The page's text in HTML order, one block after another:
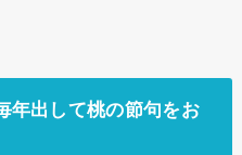
年出して桃の節句をお